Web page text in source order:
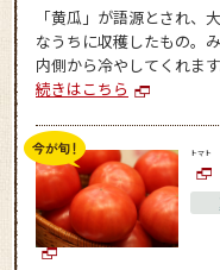
「黄瓜」が語源とされ、
なうちに収穫したもの。
内側から冷やしてくれま
続きはこちら
トマト